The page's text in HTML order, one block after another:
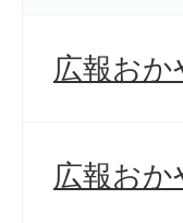
広報お
広報お